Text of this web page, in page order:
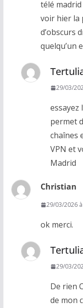
télé
voir hier la
d’obscurs
quelqu’un
29/03/
essayez
permet
chaînes
VPN et
Madrid
Christian
29/03/2026
ok merci.
29/03/
De rien
de mon